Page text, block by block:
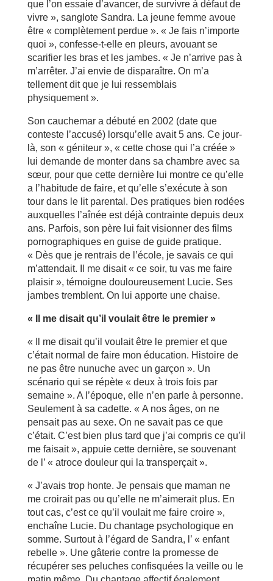
que l’on essaie d’avancer, de survivre à défaut de
vivre », sanglote Sandra. La jeune femme avoue
être « complètement perdue ». « Je fais n’importe
quoi », confesse-t-elle en pleurs, avouant se
scarifier les bras et les jambes. « Je n’arrive pas à
m’arrêter. J’ai envie de disparaître. On m’a
tellement dit que je lui ressemblais
physiquement ».
Son cauchemar a débuté en 2002 (date que
conteste l’accusé) lorsqu’elle avait 5 ans. Ce jour-
là, son « géniteur », « cette chose qui l’a créée »
lui demande de monter dans sa chambre avec sa
sœur, pour que cette dernière lui montre ce qu’elle
a l’habitude de faire, et qu’elle s’exécute à son
tour dans le lit parental. Des pratiques bien rodées
auxquelles l’aînée est déjà contrainte depuis deux
ans. Parfois, son père lui fait visionner des films
pornographiques en guise de guide pratique.
« Dès que je rentrais de l’école, je savais ce qui
m’attendait. Il me disait « ce soir, tu vas me faire
plaisir », témoigne douloureusement Lucie. Ses
jambes tremblent. On lui apporte une chaise.
« Il me disait qu’il voulait être le premier »
« Il me disait qu’il voulait être le premier et que
c’était normal de faire mon éducation. Histoire de
ne pas être nunuche avec un garçon ». Un
scénario qui se répète « deux à trois fois par
semaine ». A l’époque, elle n’en parle à personne.
Seulement à sa cadette. « A nos âges, on ne
pensait pas au sexe. On ne savait pas ce que
c’était. C’est bien plus tard que j’ai compris ce qu’il
me faisait », appuie cette dernière, se souvenant
de l’ « atroce douleur qui la transperçait ».
« J’avais trop honte. Je pensais que maman ne
me croirait pas ou qu’elle ne m’aimerait plus. En
tout cas, c’est ce qu’il voulait me faire croire »,
enchaîne Lucie. Du chantage psychologique en
somme. Surtout à l’égard de Sandra, l’ « enfant
rebelle ». Une gâterie contre la promesse de
récupérer ses peluches confisquées la veille ou le